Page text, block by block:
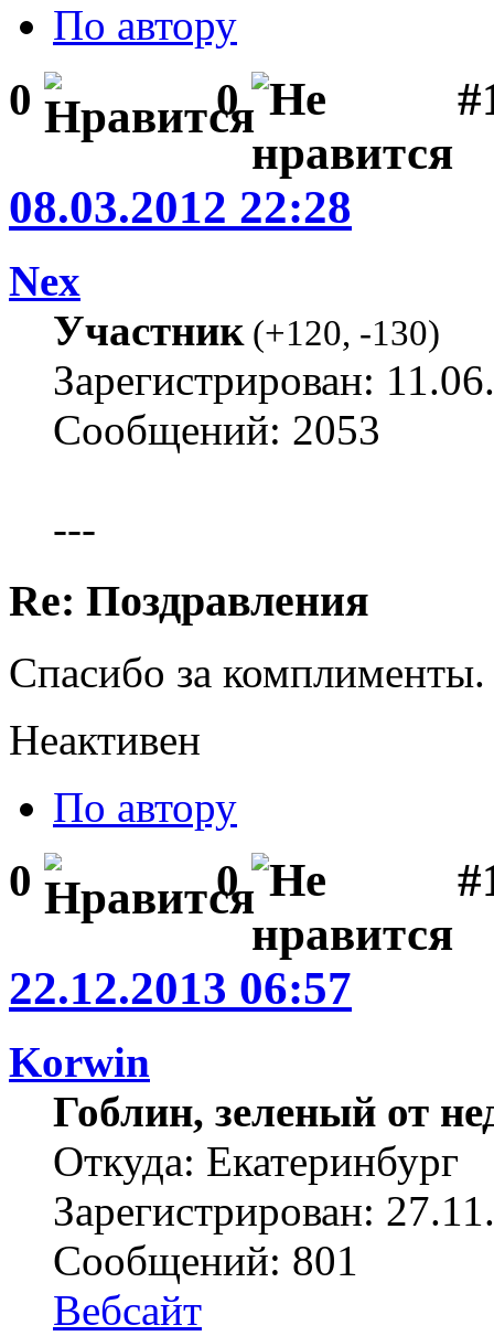
По автору
0 0
08.03.2012 22:28
Nex
Участник(+120, -130)
Зарегистрирован:
Сообщений: 2053
---
Re: Поздравления
Спасибо за комплименты.
Неактивен
По автору
0 0
22.12.2013 06:57
Korwin
Гоблин, зеленый от
Откуда: Екатеринбург
Зарегистрирован:
Сообщений: 801
Вебсайт